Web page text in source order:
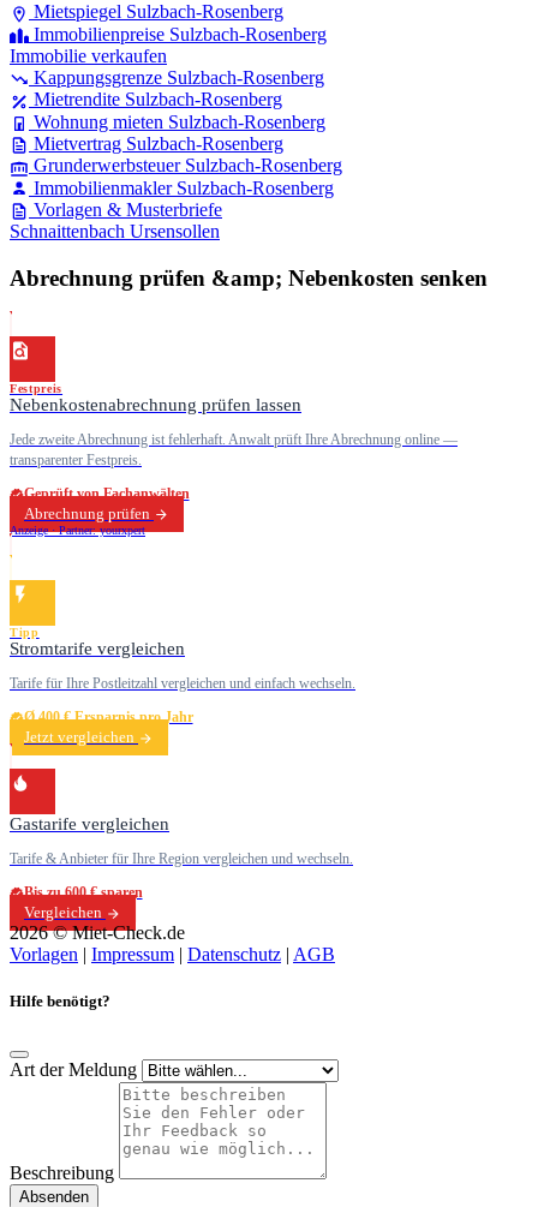
Mietspiegel Sulzbach-Rosenberg
Immobilienpreise Sulzbach-Rosenberg
Immobilie verkaufen
Kappungsgrenze Sulzbach-Rosenberg
Mietrendite Sulzbach-Rosenberg
Wohnung mieten Sulzbach-Rosenberg
Mietvertrag Sulzbach-Rosenberg
Grunderwerbsteuer Sulzbach-Rosenberg
Immobilienmakler Sulzbach-Rosenberg
Vorlagen & Musterbriefe
Schnaittenbach Ursensollen
Abrechnung prüfen &amp; Nebenkosten senken
Festpreis
Nebenkostenabrechnung prüfen lassen
Jede zweite Abrechnung ist fehlerhaft. Anwalt prüft Ihre Abrechnung online —
transparenter Festpreis.
Geprüft von Fachanwälten
Abrechnung prüfen
Anzeige · Partner: yourxpert
Tipp
Stromtarife vergleichen
Tarife für Ihre Postleitzahl vergleichen und einfach wechseln.
Ø 400 € Ersparnis pro Jahr
Jetzt vergleichen
Gastarife vergleichen
Tarife & Anbieter für Ihre Region vergleichen und wechseln.
Bis zu 600 € sparen
Vergleichen
2026 © Miet-Check.de
Vorlagen | Impressum | Datenschutz | AGB
Hilfe benötigt?
Art der Meldung
Beschreibung
Absenden